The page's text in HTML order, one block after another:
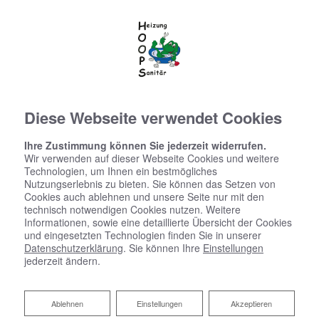
Fugenloses Bad
Ihre individuelle Wohlfühloase
Ob Neubau oder Sanierung: Ein fugenloses Bad ist ein
ästhetisches Highlight, das mit vielen Vorteilen
gegenüber klassischen Kacheln auftrumpft. Malte
in und um Cuxhaven.
Diese Webseite verwendet Cookies
Ihre Zustimmung können Sie jederzeit widerrufen.
Wir verwenden auf dieser Webseite Cookies und weitere
Technologien, um Ihnen ein bestmögliches
Nutzungserlebnis zu bieten. Sie können das Setzen von
Cookies auch ablehnen und unsere Seite nur mit den
technisch notwendigen Cookies nutzen. Weitere
Informationen, sowie eine detaillierte Übersicht der Cookies
und eingesetzten Technologien finden Sie in unserer
Datenschutzerklärung. Sie können Ihre Einstellungen
jederzeit ändern.
Akzeptieren
Einstellungen
Ablehnen
Ablehnen